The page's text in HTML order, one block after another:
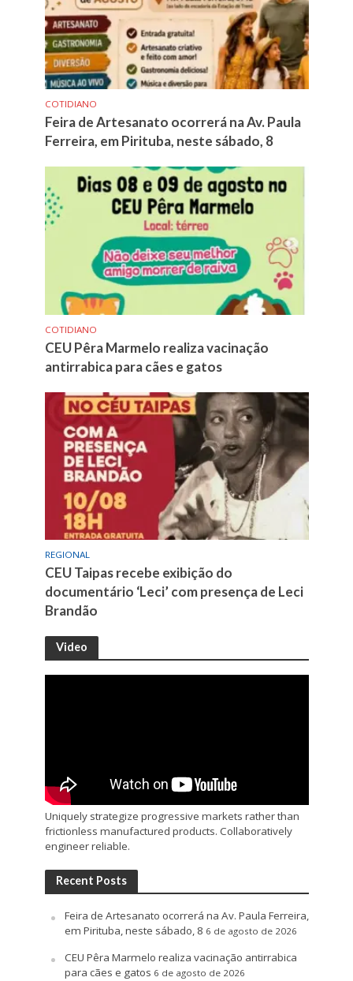
COTIDIANO
Feira de Artesanato ocorrerá na Av. Paula
Ferreira, em Pirituba, neste sábado, 8
COTIDIANO
CEU Pêra Marmelo realiza vacinação
antirrabica para cães e gatos
REGIONAL
CEU Taipas recebe exibição do
documentário ‘Leci’ com presença de Leci
Brandão
Video
Uniquely strategize progressive markets rather than
frictionless manufactured products. Collaboratively
engineer reliable.
Recent Posts
Feira de Artesanato ocorrerá na Av. Paula Ferreira,
em Pirituba, neste sábado, 8 6 de agosto de 2026
CEU Pêra Marmelo realiza vacinação antirrabica
para cães e gatos 6 de agosto de 2026